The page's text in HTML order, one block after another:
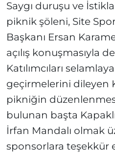
Saygı duruşu ve
piknik şöleni, Site
Başkanı Ersan
açılış konuşmasıyla
Katılımcıları
geçirmelerini dileyen
pikniğin
bulunan başta
İrfan Mandalı olmak
sponsorlara teşekkür